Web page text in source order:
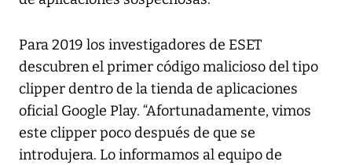
Para 2019 los investigadores de ESET
descubren el primer código malicioso del tipo
clipper dentro de la tienda de aplicaciones
oficial Google Play. “Afortunadamente, vimos
este clipper poco después de que se
introdujera. Lo informamos al equipo de